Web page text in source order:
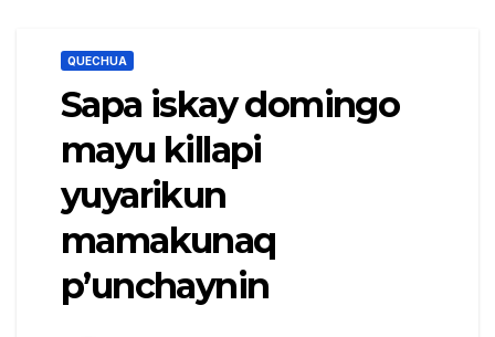
QUECHUA
Sapa iskay domingo
mayu killapi
yuyarikun
mamakunaq
p’unchaynin